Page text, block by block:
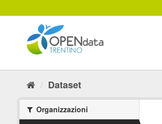
Dataset
Organizzazioni